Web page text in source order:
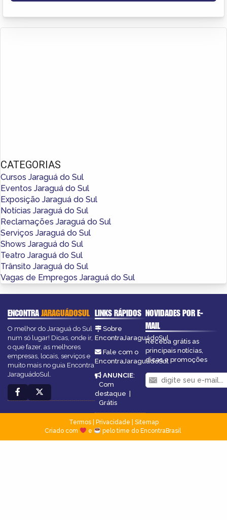
CATEGORIAS
Cursos Jaraguá do Sul
Eventos Jaraguá do Sul
Exposição Jaraguá do Sul
Notícias Jaraguá do Sul
Reclamações Jaraguá do Sul
Serviços Jaraguá do Sul
Shows Jaraguá do Sul
Teatro Jaraguá do Sul
Trânsito Jaraguá do Sul
Vagas de Empregos Jaraguá do Sul
ENCONTRAJARAGUÁDOSUL
O melhor do Jaraguá do Sul
num só lugar! Dicas, onde ir,
o que fazer, as melhores
empresas, locais, serviços e
muito mais no guia Encontra
JaraguádoSul.
LINKS RÁPIDOS
Sobre
EncontraJaraguádoSul
Fale com o
EncontraJaraguádoSul
ANUNCIE:
Com
destaque
Grátis
NOVIDADES POR E-
MAIL
Receba grátis as
principais notícias,
dicas e promoções
Termos| Privacidade
Sitemap
Criado com
e pelo time do EncontraBrasil